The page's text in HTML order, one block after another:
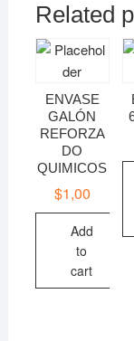
Related
ENVASE
GALÓN
REFORZA
DO
QUIMICOS
$1,00
Add
to
cart